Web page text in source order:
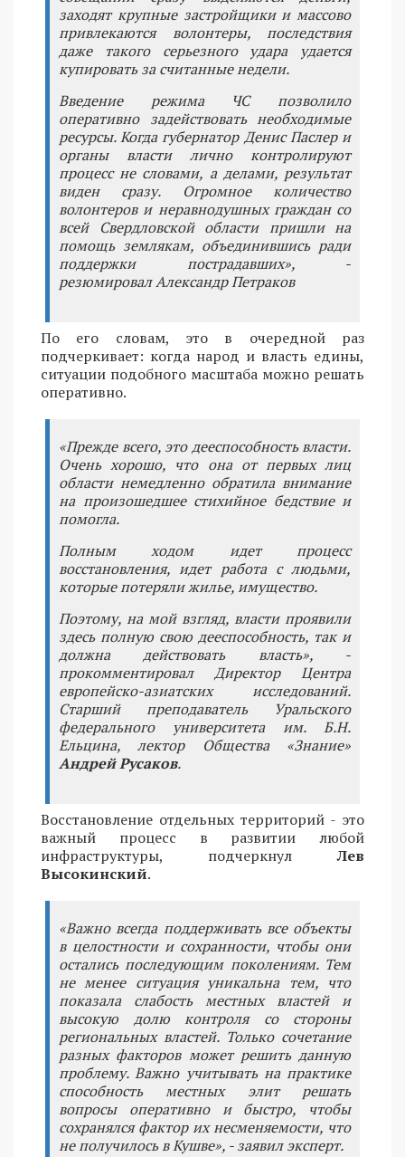
заходят крупные застройщики и массово
привлекаются волонтеры, последствия
даже такого серьезного удара удается
купировать за считанные недели.
Введение режима ЧС позволило
оперативно задействовать необходимые
ресурсы. Когда губернатор Денис Паслер и
органы власти лично контролируют
процесс не словами, а делами, результат
виден сразу. Огромное количество
волонтеров и неравнодушных граждан со
всей Свердловской области пришли на
помощь землякам, объединившись ради
поддержки пострадавших», -
резюмировал Александр Петраков
По его словам, это в очередной раз
подчеркивает: когда народ и власть едины,
ситуации подобного масштаба можно решать
оперативно.
«Прежде всего, это дееспособность власти.
Очень хорошо, что она от первых лиц
области немедленно обратила внимание
на произошедшее стихийное бедствие и
помогла.
Полным ходом идет процесс
восстановления, идет работа с людьми,
которые потеряли жилье, имущество.
Поэтому, на мой взгляд, власти проявили
здесь полную свою дееспособность, так и
должна действовать власть», -
прокомментировал Директор Центра
европейско-азиатских исследований.
Старший преподаватель Уральского
федерального университета им. Б.Н.
Ельцина, лектор Общества «Знание»
Андрей Русаков.
Восстановление отдельных территорий - это
важный процесс в развитии любой
инфраструктуры, подчеркнулЛев
Высокинский.
«Важно всегда поддерживать все объекты
в целостности и сохранности, чтобы они
остались последующим поколениям. Тем
не менее ситуация уникальна тем, что
показала слабость местных властей и
высокую долю контроля со стороны
региональных властей. Только сочетание
разных факторов может решить данную
проблему. Важно учитывать на практике
способность местных элит решать
вопросы оперативно и быстро, чтобы
сохранялся фактор их несменяемости, что
не получилось в Кушве», - заявил эксперт.